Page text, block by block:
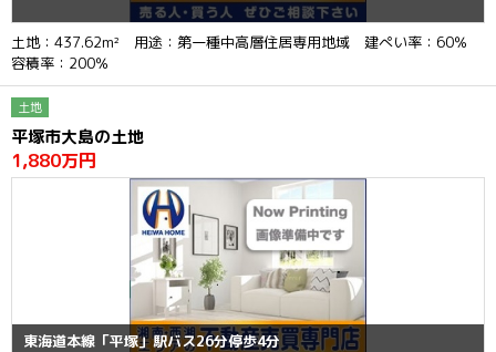
土地：437.62m² 用途：第一種中高層住居専用地域 建ぺい率：60％
容積率：200％
土地
平塚市大島の土地
1,880万円
東海道本線「平塚」駅バス26分停歩4分